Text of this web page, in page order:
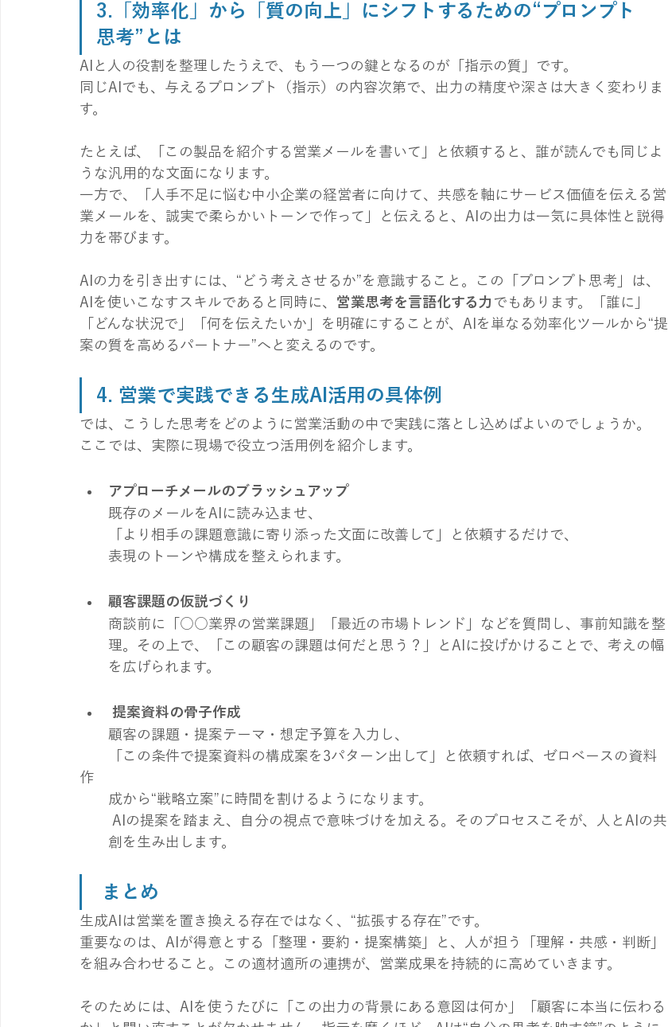
3. 「効率化」から「質の向上」にシフトするための“プロンプト
思考”とは
AIと人の役割を整理したうえで、もう一つの鍵となるのが「指示の質」です。
同じAIでも、与えるプロンプト（指示）の内容次第で、出力の精度や深さは大きく変わりま
す。
たとえば、「この製品を紹介する営業メールを書いて」と依頼すると、誰が読んでも同じよ
うな汎用的な文面になります。
一方で、「人手不足に悩む中小企業の経営者に向けて、共感を軸にサービス価値を伝える営
業メールを、誠実で柔らかいトーンで作って」と伝えると、AIの出力は一気に具体性と説得
力を帯びます。
AIの力を引き出すには、“どう考えさせるか”を意識すること。この「プロンプト思考」は、
AIを使いこなすスキルであると同時に、 営業思考を言語化する力 でもあります。「誰に」
「どんな状況で」「何を伝えたいか」を明確にすることが、AIを単なる効率化ツールから“提
案の質を高めるパートナー”へと変えるのです。
4. 営業で実践できる生成AI活用の具体例
では、こうした思考をどのように営業活動の中で実践に落とし込めばよいのでしょうか。
ここでは、実際に現場で役立つ活用例を紹介します。
アプローチメールのブラッシュアップ
既存のメールをAIに読み込ませ、
「より相手の課題意識に寄り添った文面に改善して」と依頼するだけで、
表現のトーンや構成を整えられます。
顧客課題の仮説づくり
商談前に「○○業界の営業課題」「最近の市場トレンド」などを質問し、事前知識を整
理。その上で、「この顧客の課題は何だと思う？」とAIに投げかけることで、考えの幅
を広げられます。
提案資料の骨子作成
顧客の課題・提案テーマ・想定予算を入力し、
「この条件で提案資料の構成案を3パターン出して」と依頼すれば、ゼロベースの資料
作
成から“戦略立案”に時間を割けるようになります。
AIの提案を踏まえ、自分の視点で意味づけを加える。そのプロセスこそが、人とAIの共
創を生み出します。
まとめ
生成AIは営業を置き換える存在ではなく、“拡張する存在”です。
重要なのは、AIが得意とする「整理・要約・提案構築」と、人が担う「理解・共感・判断」
を組み合わせること。この適材適所の連携が、営業成果を持続的に高めていきます。
そのためには、AIを使うたびに「この出力の背景にある意図は何か」「顧客に本当に伝わる